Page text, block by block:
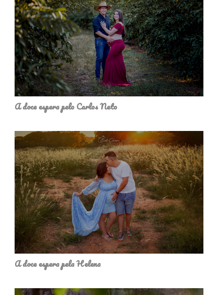
A doce espera pelo Carlos Neto
A doce espera pela Helena